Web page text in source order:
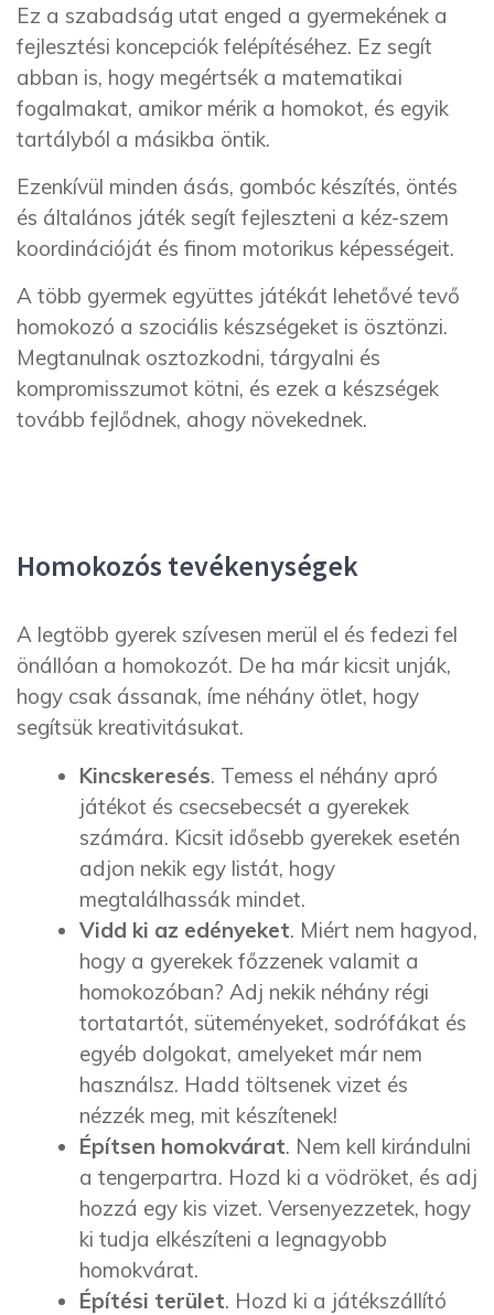
Ez a szabadság utat enged a gyermekének a
fejlesztési koncepciók felépítéséhez. Ez segít
abban is, hogy megértsék a matematikai
fogalmakat, amikor mérik a homokot, és egyik
tartályból a másikba öntik.
Ezenkívül minden ásás, gombóc készítés, öntés
és általános játék segít fejleszteni a kéz-szem
koordinációját és finom motorikus képességeit.
A több gyermek együttes játékát lehetővé tevő
homokozó a szociális készségeket is ösztönzi.
Megtanulnak osztozkodni, tárgyalni és
kompromisszumot kötni, és ezek a készségek
tovább fejlődnek, ahogy növekednek.
Homokozós tevékenységek
A legtöbb gyerek szívesen merül el és fedezi fel
önállóan a homokozót. De ha már kicsit unják,
hogy csak ássanak, íme néhány ötlet, hogy
segítsük kreativitásukat.
Kincskeresés. Temess el néhány apró
játékot és csecsebecsét a gyerekek
számára. Kicsit idősebb gyerekek esetén
adjon nekik egy listát, hogy
megtalálhassák mindet.
Vidd ki az edényeket. Miért nem hagyod,
hogy a gyerekek főzzenek valamit a
homokozóban? Adj nekik néhány régi
tortatartót, süteményeket, sodrófákat és
egyéb dolgokat, amelyeket már nem
használsz. Hadd töltsenek vizet és
nézzék meg, mit készítenek!
Építsen homokvárat. Nem kell kirándulni
a tengerpartra. Hozd ki a vödröket, és adj
hozzá egy kis vizet. Versenyezzetek, hogy
ki tudja elkészíteni a legnagyobb
homokvárat.
Építési terület. Hozd ki a játékszállító